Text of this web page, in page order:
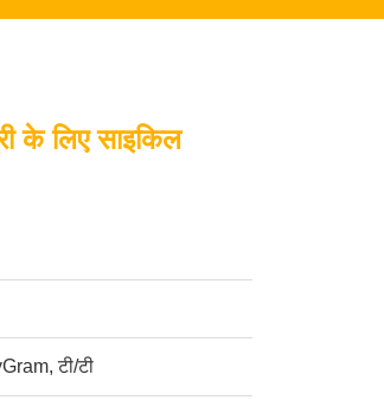
के लिए साइकिल
टी/टी